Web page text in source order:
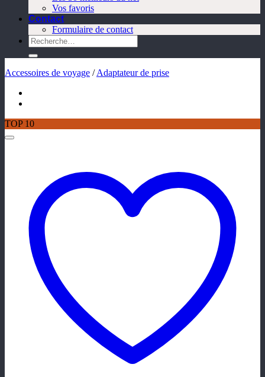
Vos favoris
Contact
Formulaire de contact
Recherche
pour :
Accessoires de voyage / Adaptateur de prise
TOP 10